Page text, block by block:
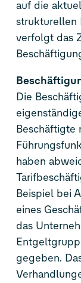
auf die
strukturellen
verfolgt das
Die
Beschäftigte
haben
Beispiel bei
eines
das
gegeben.